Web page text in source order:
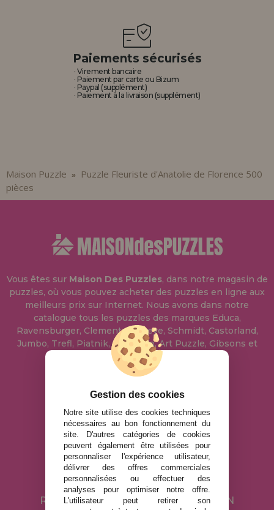
Paiements sécurisés
· Virement bancaire
· Paiement par carte ou Bizum
· Paypal (supplément)
· Paiement à la livraison (supplément)
Maison Puzzle »
Puzzle Fleuriste d'Anatolie de Florence 500
pièces
Vous êtes sur Maison Des Puzzles, dans notre magasin de
puzzles, où vous pouvez acheter des puzzles en ligne aux
meilleurs prix sur Internet. Nous avons dans notre
catalogue tous les puzzles des marques Educa,
Ravensburger, Clementoni, Heye, Schmidt, Castorland,
Jumbo, Trefl, Piatnik, Anatolian, Art Puzzle, Gibsons et
bien d'autres.
info@maisondespuzzles.fr
MENTIONS LÉGALES
POLITIQUE DE CONFIDENTIALITÉ
POLITIQUE DE COOKIES
LIVRAISON ET RETOUR
RETOURS / DROIT DE RÉTRACTATION
Gestion des cookies
Notre site utilise des cookies techniques
nécessaires au bon fonctionnement du
site. D'autres catégories de cookies
peuvent également être utilisées pour
personnaliser l'expérience utilisateur,
délivrer des offres commerciales
personnalisées ou effectuer des
analyses pour optimiser notre offre.
L'utilisateur peut retirer son